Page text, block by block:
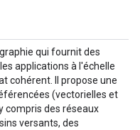
qui fournit des
applications à l'échelle
cohérent. Il propose une
(vectorielles et
compris des réseaux
versants, des